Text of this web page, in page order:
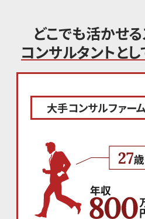
どこでも活かせる
コンサルタントとし
大手コンサルファー